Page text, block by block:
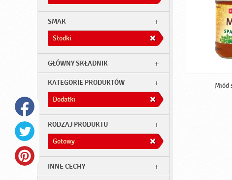
SMAK
Słodki
GŁÓWNY SKŁADNIK
KATEGORIE PRODUKTÓW
Dodatki
RODZAJ PRODUKTU
Gotowy
INNE CECHY
Miód